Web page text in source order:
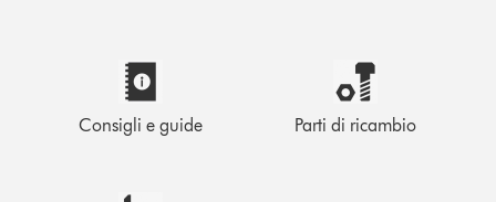
Consigli e guide Parti di ricambio